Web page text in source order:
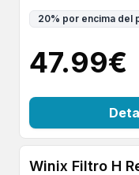
20% por encima del
47.99€
Winix Filtro H